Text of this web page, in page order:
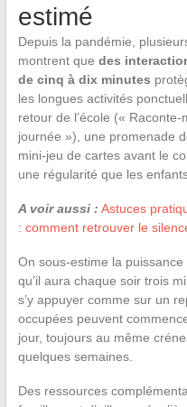
estimé
Depuis la pandémie,
montrent que des
de cinq à dix minutes
les longues activités
retour de l’école («
journée »), une promenade
mini-jeu de cartes avant le
une régularité que les
A voir aussi : Astuces
: comment retrouver le
On sous-estime la
qu’il aura chaque soir trois
s’y appuyer comme sur un
occupées peuvent
jour, toujours au même
quelques semaines.
Des ressources